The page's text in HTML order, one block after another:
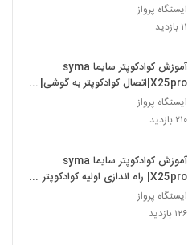
ایستگاه پرواز
۱۱ بازدید
آموزش کوادکوپتر سایما syma
X25pro|اتصال کوادکوپتر به گوشی|
ایستگاه پرواز
ایستگاه پرواز
۲۱۰ بازدید
آموزش کوادکوپتر سایما syma
X25pro| راه اندازی اولیه کوادکوپتر
ایستگاه پرواز
ایستگاه پرواز
۱۲۶ بازدید